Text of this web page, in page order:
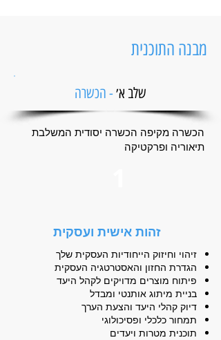
מבנה התוכנית
שלב א׳- הכשרה
הכשרה מקיפה הכשרה יסודית המשלבת
תיאוריה ופרקטיקה
זהות אישית ועסקית
זיהוי וחיזוק הייחודיות העסקית שלך
הגדרת החזון והאסטרטגיה העסקית
פיתוח מוצרים מדויקים לקהל היעד
בניית מיתוג אותנטי ומבדל
דיוק קהלי היעד והצעת הערך
תמחור כלכלי ופסיכולוגי
תוכנית מטרות ויעדים